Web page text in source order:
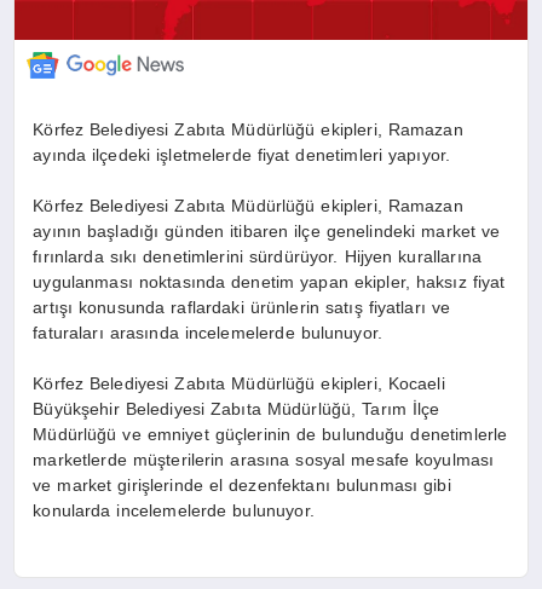
Körfez Belediyesi Zabıta Müdürlüğü ekipleri, Ramazan
ayında ilçedeki işletmelerde fiyat denetimleri yapıyor.
Körfez Belediyesi Zabıta Müdürlüğü ekipleri, Ramazan
ayının başladığı günden itibaren ilçe genelindeki market ve
fırınlarda sıkı denetimlerini sürdürüyor. Hijyen kurallarına
uygulanması noktasında denetim yapan ekipler, haksız fiyat
artışı konusunda raflardaki ürünlerin satış fiyatları ve
faturaları arasında incelemelerde bulunuyor.
Körfez Belediyesi Zabıta Müdürlüğü ekipleri, Kocaeli
Büyükşehir Belediyesi Zabıta Müdürlüğü, Tarım İlçe
Müdürlüğü ve emniyet güçlerinin de bulunduğu denetimlerle
marketlerde müşterilerin arasına sosyal mesafe koyulması
ve market girişlerinde el dezenfektanı bulunması gibi
konularda incelemelerde bulunuyor.